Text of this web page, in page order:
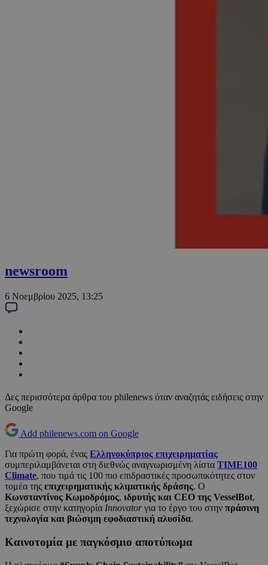
newsroom
6 Νοεμβρίου 2025, 13:25
Δες περισσότερα άρθρα του philenews όταν αναζητάς ειδήσεις στην
Google
Add philenews.com on Google
Για πρώτη φορά, ένας Ελληνοκύπριος επιχειρηματίας
συμπεριλαμβάνεται στη διεθνώς αναγνωρισμένη λίστα TIME100
Climate, που τιμά τις 100 πιο επιδραστικές προσωπικότητες στον
τομέα της επιχειρηματικής κλιματικής δράσης. Ο
Κωνσταντίνος Κωμοδρόμος, ιδρυτής και CEO της VesselBot,
ξεχώρισε στην κατηγορία Innovatorγια το έργο του στην πράσινη
τεχνολογία και βιώσιμη εφοδιαστική αλυσίδα.
Καινοτομία με παγκόσμιο αποτύπωμα